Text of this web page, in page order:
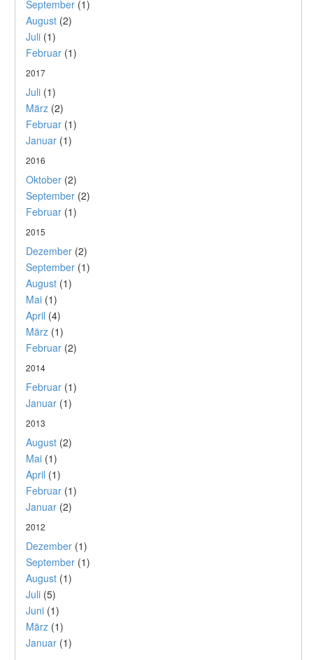
September (1)
August (2)
Juli (1)
Februar (1)
2017
Juli (1)
März (2)
Februar (1)
Januar (1)
2016
Oktober (2)
September (2)
Februar (1)
2015
Dezember (2)
September (1)
August (1)
Mai (1)
April (4)
März (1)
Februar (2)
2014
Februar (1)
Januar (1)
2013
August (2)
Mai (1)
April (1)
Februar (1)
Januar (2)
2012
Dezember (1)
September (1)
August (1)
Juli (5)
Juni (1)
März (1)
Januar (1)